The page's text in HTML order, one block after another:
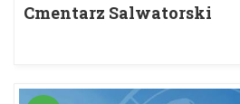
Cmentarz Salwatorski